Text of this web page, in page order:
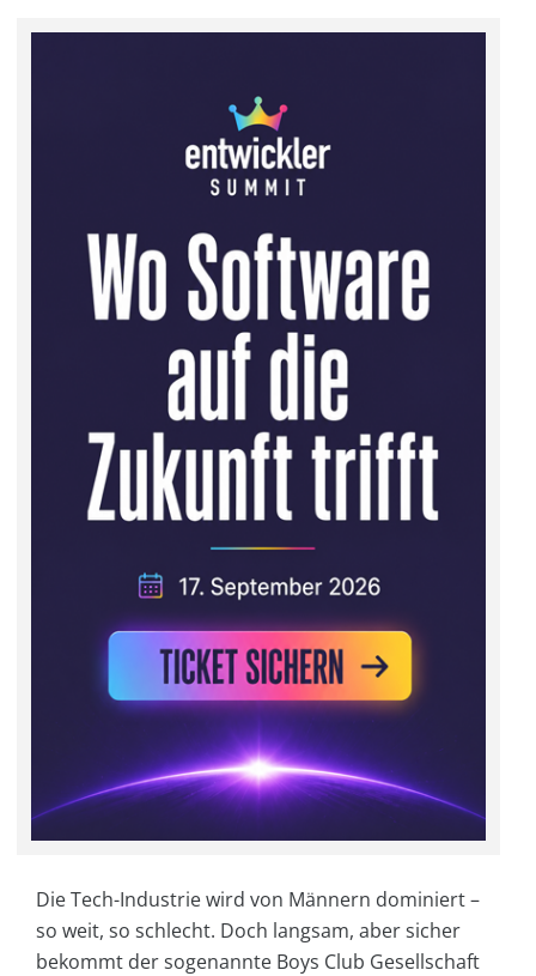
Die Tech-Industrie wird von Männern dominiert –
so weit, so schlecht. Doch langsam, aber sicher
bekommt der sogenannte Boys Club Gesellschaft